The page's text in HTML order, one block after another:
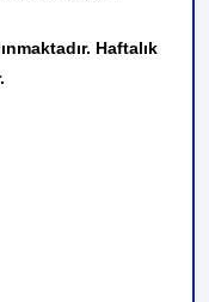
Haftalık